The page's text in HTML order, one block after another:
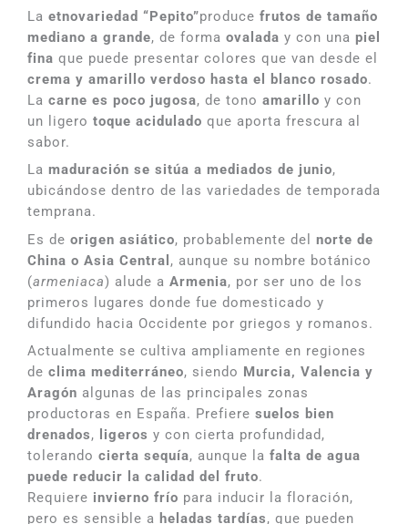
La etnovariedad “Pepito”produce frutos de tamaño
mediano a grande, de forma ovalada y con una piel
fina que puede presentar colores que van desde el
crema y amarillo verdoso hasta el blanco rosado.
La carne es poco jugosa, de tono amarillo y con
un ligero toque acidulado que aporta frescura al
sabor.
La maduración se sitúa a mediados de junio,
ubicándose dentro de las variedades de temporada
temprana.
Es de origen asiático, probablemente del norte de
China o Asia Central , aunque su nombre botánico
(armeniaca) alude a Armenia, por ser uno de los
primeros lugares donde fue domesticado y
difundido hacia Occidente por griegos y romanos.
Actualmente se cultiva ampliamente en regiones
de clima mediterráneo, siendo Murcia, Valencia y
Aragón algunas de las principales zonas
productoras en España. Prefiere suelos bien
drenados, ligeros y con cierta profundidad,
tolerando cierta sequía, aunque la falta de agua
puede reducir la calidad del fruto.
Requiere invierno frío para inducir la floración,
pero es sensible a heladas tardías, que pueden